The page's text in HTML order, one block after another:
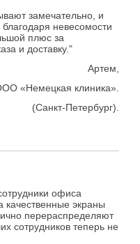
замечательно, и
невесомости
плюс за
и доставку."
Артем,
«Немецкая клиника».
(Санкт-Петербург).
офиса
качественные экраны
перераспределяют
сотрудников теперь не